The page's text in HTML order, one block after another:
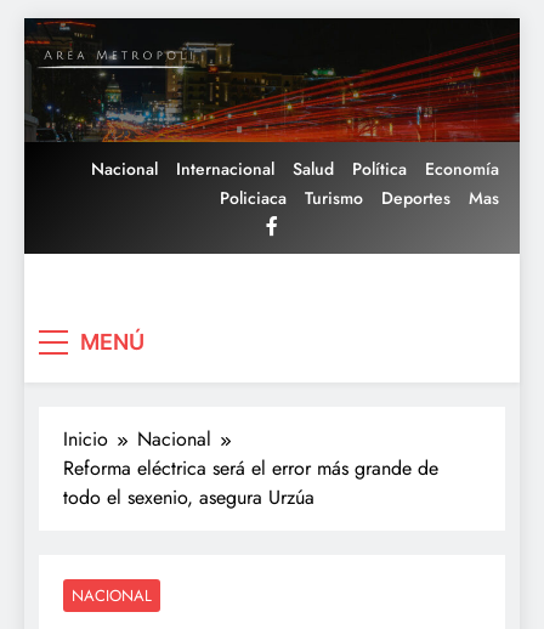
Saltar
al
contenido
Nacional Internacional Salud Política
Economía
Policiaca
Turismo Deportes Mas
MENÚ
Inicio
Nacional
Reforma eléctrica será el error más grande de
todo el sexenio, asegura Urzúa
NACIONAL